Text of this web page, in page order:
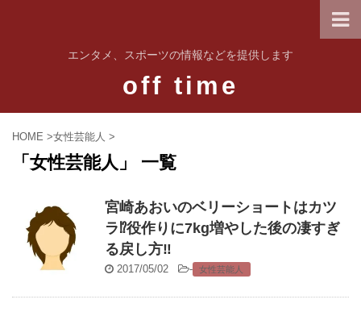
エンタメ、スポーツの情報などを提供します
off time
HOME >女性芸能人 >
「女性芸能人」 一覧
宮崎あおいのベリーショートはカツ
ラ⁉︎役作りに7kg増やした後の凄すぎ
る戻し方‼︎
2017/05/02 - 女性芸能人